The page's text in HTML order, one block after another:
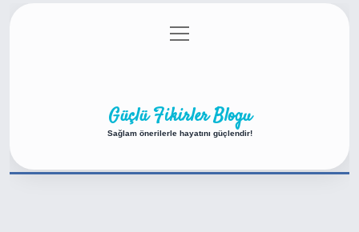
Gizlilik Politikası
menüyü
aç
Güçlü Fikirler Blogu
Sağlam önerilerle hayatını güçlendir!